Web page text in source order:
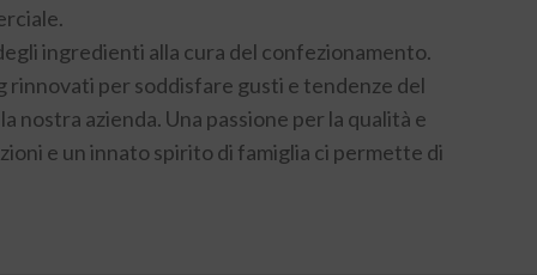
ingredienti alla cura del confezionamento.
per soddisfare gusti e tendenze del
nostra azienda. Una passione per la qualità e
e un innato spirito di famiglia ci permette di